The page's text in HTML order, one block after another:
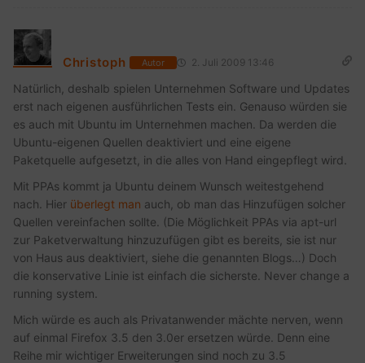
Christoph Autor 2. Juli 2009 13:46
Natürlich, deshalb spielen Unternehmen Software und Updates
erst nach eigenen ausführlichen Tests ein. Genauso würden sie
es auch mit Ubuntu im Unternehmen machen. Da werden die
Ubuntu-eigenen Quellen deaktiviert und eine eigene
Paketquelle aufgesetzt, in die alles von Hand eingepflegt wird.
Mit PPAs kommt ja Ubuntu deinem Wunsch weitestgehend
nach. Hier überlegt man auch, ob man das Hinzufügen solcher
Quellen vereinfachen sollte. (Die Möglichkeit PPAs via apt-url
zur Paketverwaltung hinzuzufügen gibt es bereits, sie ist nur
von Haus aus deaktiviert, siehe die genannten Blogs…) Doch
die konservative Linie ist einfach die sicherste. Never change a
running system.
Mich würde es auch als Privatanwender mächte nerven, wenn
auf einmal Firefox 3.5 den 3.0er ersetzen würde. Denn eine
Reihe mir wichtiger Erweiterungen sind noch zu 3.5